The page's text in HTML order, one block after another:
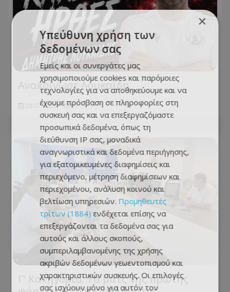
Ανακοίνωσε Λουκαΐδη
28.07.2026 - 13:07
Γ’ Κατηγορία: Τα ματς της πρώτης
×
Υπεύθυνη χρήση των
δεδομένων σας
Εμείς και οι συνεργάτες μας
χρησιμοποιούμε cookies και παρόμοιες
τεχνολογίες για να αποθηκεύουμε και να
έχουμε πρόσβαση σε πληροφορίες στη
συσκευή σας και να επεξεργαζόμαστε
προσωπικά δεδομένα, όπως τη
διεύθυνση IP σας, μοναδικά
αναγνωριστικά και δεδομένα περιήγησης,
για εξατομικευμένες διαφημίσεις και
περιεχόμενο, μέτρηση διαφημίσεων και
περιεχομένου, ανάλυση κοινού και
βελτίωση υπηρεσιών. Προμηθευτές
τρίτων (1884) ενδέχεται επίσης να
επεξεργάζονται τα δεδομένα σας για
αυτούς και άλλους σκοπούς,
συμπεριλαμβανομένης της χρήσης
ακριβών δεδομένων γεωεντοπισμού και
χαρακτηριστικών συσκευής. Οι επιλογές
σας ισχύουν μόνο για αυτόν τον